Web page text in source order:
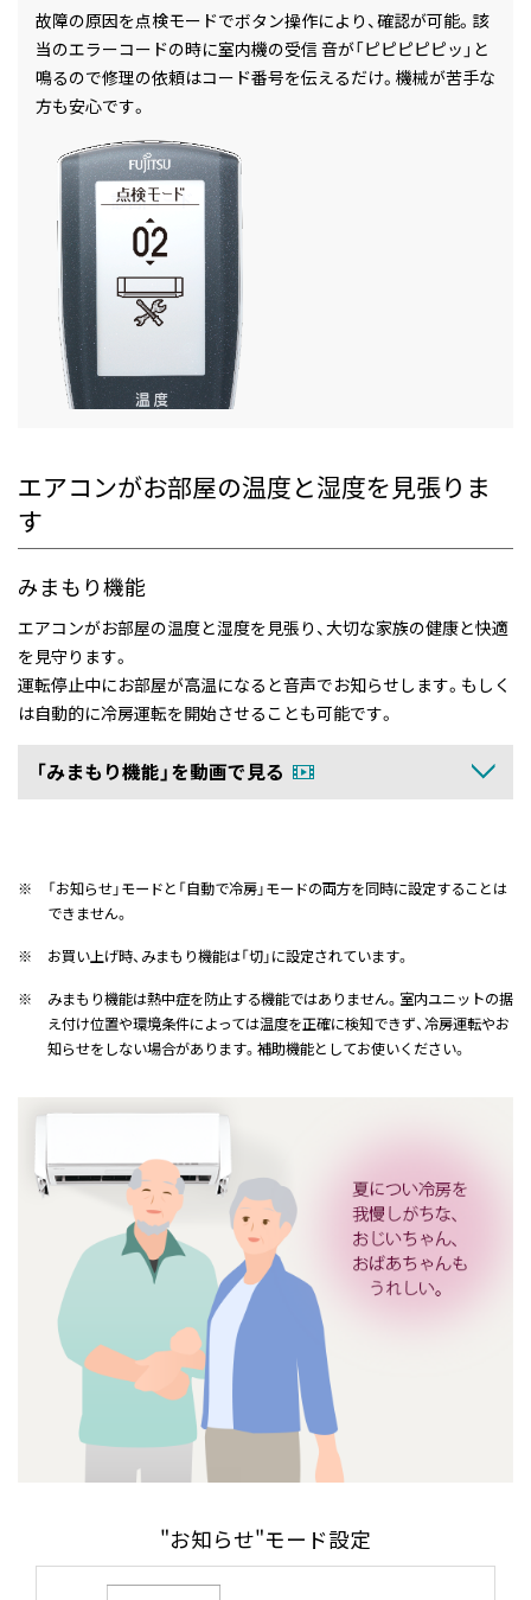
故障の原因を点検モードでボタン操作により、確認が可能。該
当のエラーコードの時に室内機の受信 音が「ピピピピピッ」と
鳴るので修理の依頼はコード番号を伝えるだけ。機械が苦手な
方も安心です。
エアコンがお部屋の温度と湿度を見張りま
す
みまもり機能
エアコンがお部屋の温度と湿度を見張り、大切な家族の健康と快適
を見守ります。
運転停止中にお部屋が高温になると音声でお知らせします。もしく
は自動的に冷房運転を開始させることも可能です。
「みまもり機能」を動画で見る
※
「お知らせ」モードと「自動で冷房」モードの両方を同時に設定することは
できません。
※
お買い上げ時、みまもり機能は「切」に設定されています。
※
みまもり機能は熱中症を防止する機能ではありません。室内ユニットの据
え付け位置や環境条件によっては温度を正確に検知できず、冷房運転やお
知らせをしない場合があります。補助機能としてお使いください。
"お知らせ"モード設定